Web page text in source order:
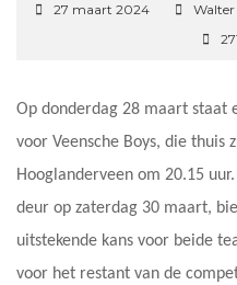
27 maart 2024
Op donderdag 28 maart staat
voor Veensche Boys, die thuis
Hooglanderveen om 20.15
deur op zaterdag 30 maart,
uitstekende kans voor beide
voor het restant van de